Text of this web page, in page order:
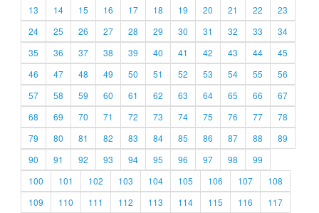
13
14 15 16 17 18 19 20 21 22
23
24
25 26 27 28 29 30 31 32 33
34
35
36 37 38 39 40 41 42 43 44
45
46
47 48 49 50 51 52 53 54 55
56
57
58 59 60 61 62 63 64 65 66
67
68
69 70 71 72 73 74 75 76 77
78
79
80 81 82 83 84 85 86 87 88
89
90
91 92 93 94 95 96 97 98
99
100
101 102 103 104 105 106 107
108
109
110 111 112 113 114 115 116
117